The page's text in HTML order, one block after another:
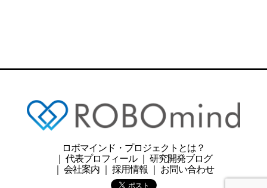
ロボマインド・プロジェクトとは？
｜ 代表プロフィール｜ 研究開発ブログ
｜ 会社案内 ｜ 採用情報 ｜ お問い合わせ